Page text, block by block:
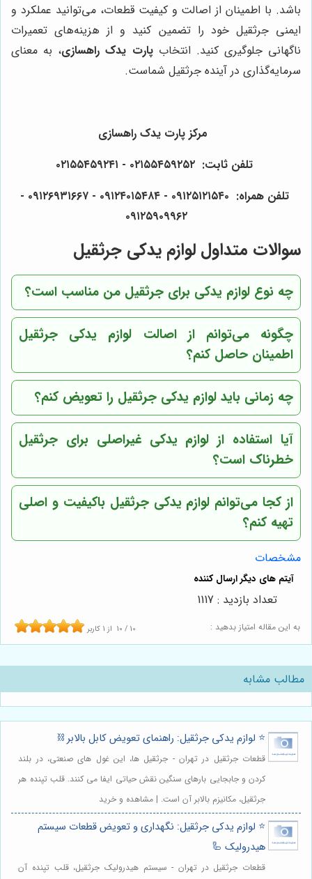
باشد. با اطمینان از اصالت و کیفیت قطعات، می‌توانید عملکرد و
ایمنی جرثقیل خود را تضمین کنید و از هزینه‌های تعمیرات
ناگهانی جلوگیری کنید. انتخابپارت یدک راهسازی، به معنای
سرمایه‌گذاری در آینده جرثقیل شماست.
مرکز پارت یدک راهسازی
تلفن ثابت: ۰۲۱۵۵۴۵۹۲۵۲ - ۰۲۱۵۵۴۵۹۲۴۱
تلفن همراه: ۰۹۱۲۵۱۲۱۵۴۰‌‌‌ - ۰۹۱۲۴۰۱۵۴۸۴ - ۰۹۱۲۶۹۳۱۶۶۷ -
۰۹۱۲۵۹۰۹۹۶۲
سوالات متداول لوازم یدکی جرثقیل
چه نوع لوازم یدکی برای جرثقیل من مناسب است؟
چگونه می‌توانم از اصالت لوازم یدکی جرثقیل
اطمینان حاصل کنم؟
چه زمانی باید لوازم یدکی جرثقیل را تعویض کنم؟
آیا استفاده از لوازم یدکی غیراصلی برای جرثقیل
خطرناک است؟
از کجا می‌توانم لوازم یدکی جرثقیل باکیفیت و اصلی
تهیه کنم؟
مشخصات
به این مقاله امتیاز بدهید : 10 / 10 از 1 کاربر
تعداد بازدید : 1117
مطالب مشابه
⭐️ لوازم یدکی جرثقیل: راهنمای تعویض کابل بالابر ⛓️
قطعات جرثقیل در تهران - جرثقیل ها، این غول های صنعتی، در بلند
کردن و جابجایی بارهای سنگین نقش حیاتی ایفا می کنند. قلب تپنده هر
جرثقیل، مکانیزم بالابر آن است. | مشاهده و خرید
⭐️ لوازم یدکی جرثقیل: نگهداری و تعویض قطعات سیستم
هیدرولیک 🦾
قطعات جرثقیل در تهران - سیستم هیدرولیک جرثقیل، قلب تپنده آن